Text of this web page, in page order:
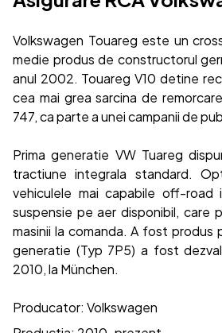
Volkswagen Touareg este un
medie produs de constructorul
anul 2002. Touareg V10 detine
cea mai grea sarcina de
747, ca parte a unei campanii de
Prima generatie VW Tuareg
tractiune integrala standard.
vehiculele mai capabile off-road
suspensie pe aer disponibil, care
masinii la comanda. A fost produs
generatie (Typ 7P5) a fost
2010, la München.
Producator: Volkswagen